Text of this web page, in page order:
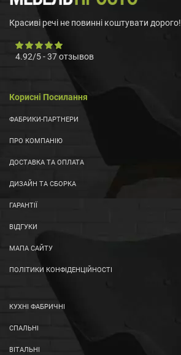
Красиві речі не повинні коштувати дорого!
4.92/5-37отзывов
Корисні Посилання
ФАБРИКИ-ПАРТНЕРИ
ПРО КОМПАНІЮ
ДОСТАВКА ТА ОПЛАТА
ДИЗАЙН ТА СБОРКА
ГАРАНТІЇ
ВІДГУКИ
МАПА САЙТУ
ПОЛІТИКИ КОНФІДЕНЦІЙНОСТІ
КУХНІ ФАБРИЧНІ
СПАЛЬНІ
ВІТАЛЬНІ